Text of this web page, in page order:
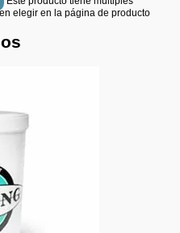
elegir en la página de producto